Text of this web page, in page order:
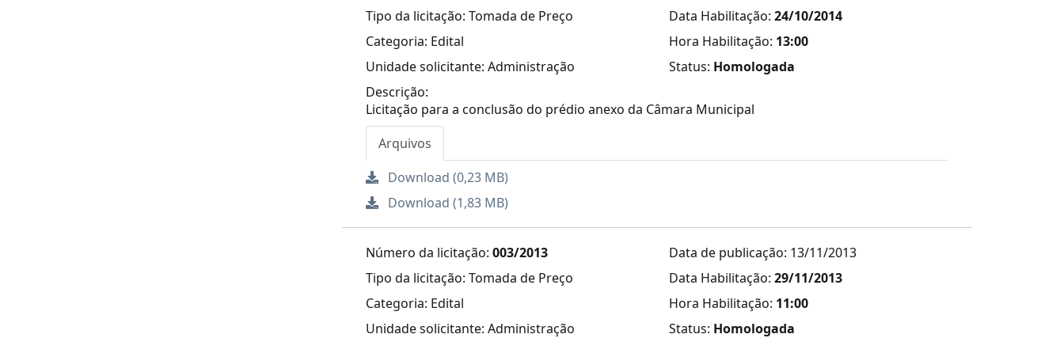
Tipo da licitação: Tomada de Preço
Categoria: Edital
Unidade solicitante: Administração
Data Habilitação: 24/10/2014
Hora Habilitação: 13:00
Status: Homologada
Descrição:
Licitação para a conclusão do prédio anexo da Câmara Municipal
Arquivos
Download (0,23 MB)
Download (1,83 MB)
Número da licitação: 003/2013
Tipo da licitação: Tomada de Preço
Categoria: Edital
Unidade solicitante: Administração
Data de publicação: 13/11/2013
Data Habilitação: 29/11/2013
Hora Habilitação: 11:00
Status: Homologada